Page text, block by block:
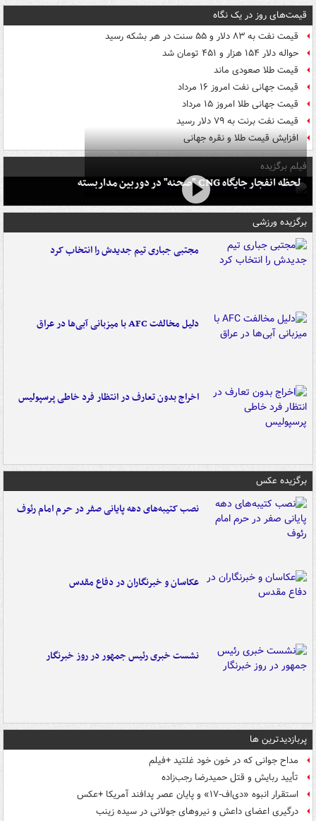
قیمت‌های روز در یک نگاه
قیمت نفت به ۸۳ دلار و ۵۵ سنت در هر بشکه رسید
حواله دلار ۱۵۴ هزار و ۴۵۱ تومان شد
قیمت طلا صعودی ماند
قیمت جهانی نفت امروز ۱۶ مرداد
قیمت جهانی طلا امروز ۱۵ مرداد
قیمت نفت برنت به ۷۹ دلار رسید
افزایش قیمت طلا و نقره جهانی
فیلم برگزیده
لحظه انفجار جایگاه CNG "صحنه" در دوربین مداربسته
برگزیده ورزشی
مجتبی جباری تیم جدیدش را انتخاب کرد
دلیل مخالفت AFC با میزبانی آبی‌ها در عراق
اخراج بدون تعارف در انتظار فرد خاطی پرسپولیس
برگزیده عکس
نصب کتیبه‌های دهه پایانی صفر در حرم امام رئوف
عکاسان و خبرنگاران در دفاع مقدس
نشست خبری رئیس جمهور در روز خبرنگار
پربازدیدترین ها
مداح جوانی که در خون خود غلتید +فیلم
تأیید ربایش و قتل حمیدرضا رجب‌زاده
استقرار انبوه «دی‌اف‑۱۷» و پایان عصر پدافند آمریکا +عکس
درگیری اعضای داعش و نیروهای جولانی در سیده زینب